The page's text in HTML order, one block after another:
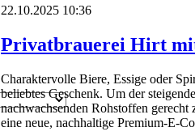
22.10.2025 10:36
Privatbrauerei Hirt
Charaktervolle Biere, Essige oder
beliebtes Geschenk. Um der
nachwachsenden Rohstoffen
eine neue, nachhaltige Premium-E-